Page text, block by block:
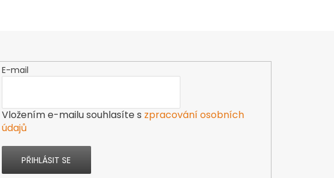
E-mail
Vložením e-mailu souhlasíte s zpracování osobních
údajů
PŘIHLÁSIT SE